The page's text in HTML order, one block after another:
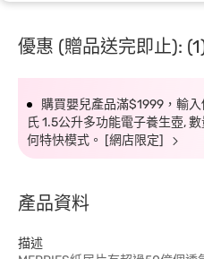
優惠 (贈品送完即止):
購買嬰兒產品滿$1999，輸
氏 1.5公升多功能電子養生壺,
何特快模式。 [網店限定]
產品資料
描述